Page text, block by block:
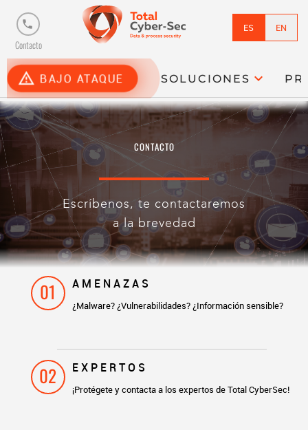
phone
Contacto
ES EN
report_problem BAJO ATAQUE SOLUCIONES expand_more
CONTACTO
Escríbenos, te contactaremos
a la brevedad
AMENAZAS
¿Malware? ¿Vulnerabilidades? ¿Información sensible?
01
EXPERTOS
¡Protégete y contacta a los expertos de Total CyberSec!
02